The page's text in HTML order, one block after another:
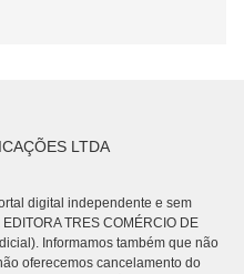
LTDA
digital independente e sem
TRES COMÉRCIO DE
Informamos também que não
oferecemos cancelamento do